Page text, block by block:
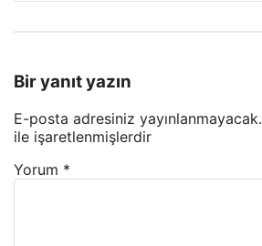
Bir yanıt yazın
E-posta adresiniz yayınlanmayacak.
ile işaretlenmişlerdir
Yorum *